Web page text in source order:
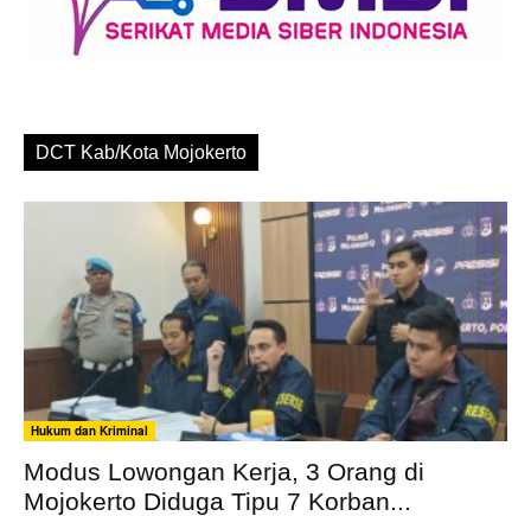
DCT Kab/Kota Mojokerto
Hukum dan Kriminal
Modus Lowongan Kerja, 3 Orang di
Mojokerto Diduga Tipu 7 Korban...